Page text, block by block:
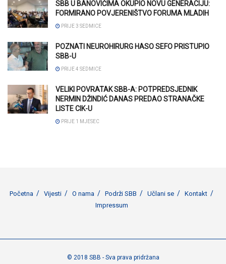
SBB U BANOVIĆIMA OKUPIO NOVU GENERACIJU:
FORMIRANO POVJERENIŠTVO FORUMA MLADIH
PRIJE 3 SEDMICE
POZNATI NEUROHIRURG HASO SEFO PRISTUPIO
SBB-U
PRIJE 4 SEDMICE
VELIKI POVRATAK SBB-A: POTPREDSJEDNIK
NERMIN DŽINDIĆ DANAS PREDAO STRANAČKE
LISTE CIK-U
PRIJE 1 MJESEC
Početna Vijesti O nama Podrži SBB Učlani se
Kontakt
Impressum
© 2018 SBB - Sva prava pridržana